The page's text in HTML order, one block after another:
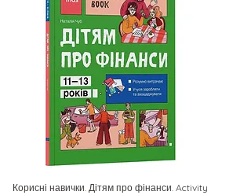
Корисні навички. Дітям про фінанси. Activity